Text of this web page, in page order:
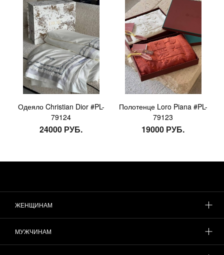
Одеяло Christian Dior #PL-
79124
24000 РУБ.
Полотенце Loro Piana #PL-
79123
19000 РУБ.
ЖЕНЩИНАМ
МУЖЧИНАМ